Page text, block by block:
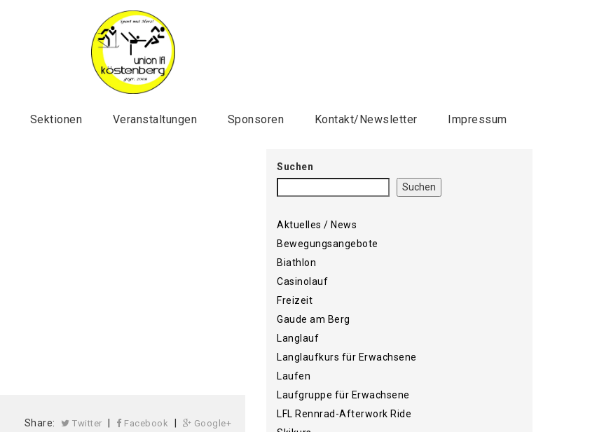
Sektionen Veranstaltungen Sponsoren Kontakt/Newsletter Impressum
Share: Twitter Facebook Google+
Suchen
Suchen
Aktuelles / News
Bewegungsangebote
Biathlon
Casinolauf
Freizeit
Gaude am Berg
Langlauf
Langlaufkurs für Erwachsene
Laufen
Laufgruppe für Erwachsene
LFL Rennrad-Afterwork Ride